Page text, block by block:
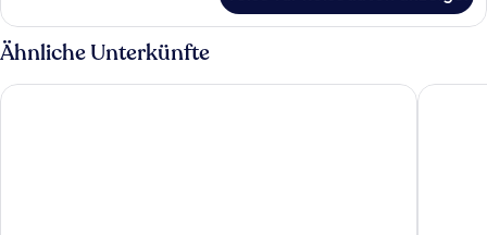
1 King-
Bett
Ähnliche Unterkünfte
Avenue Hotel Canberra Deco